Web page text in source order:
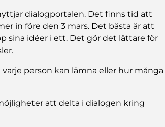
dialogportalen. Det finns tid att
in före den 3 mars. Det bästa är att
sina idéer i ett. Det gör det lättare för
person kan lämna eller hur många
att delta i dialogen kring